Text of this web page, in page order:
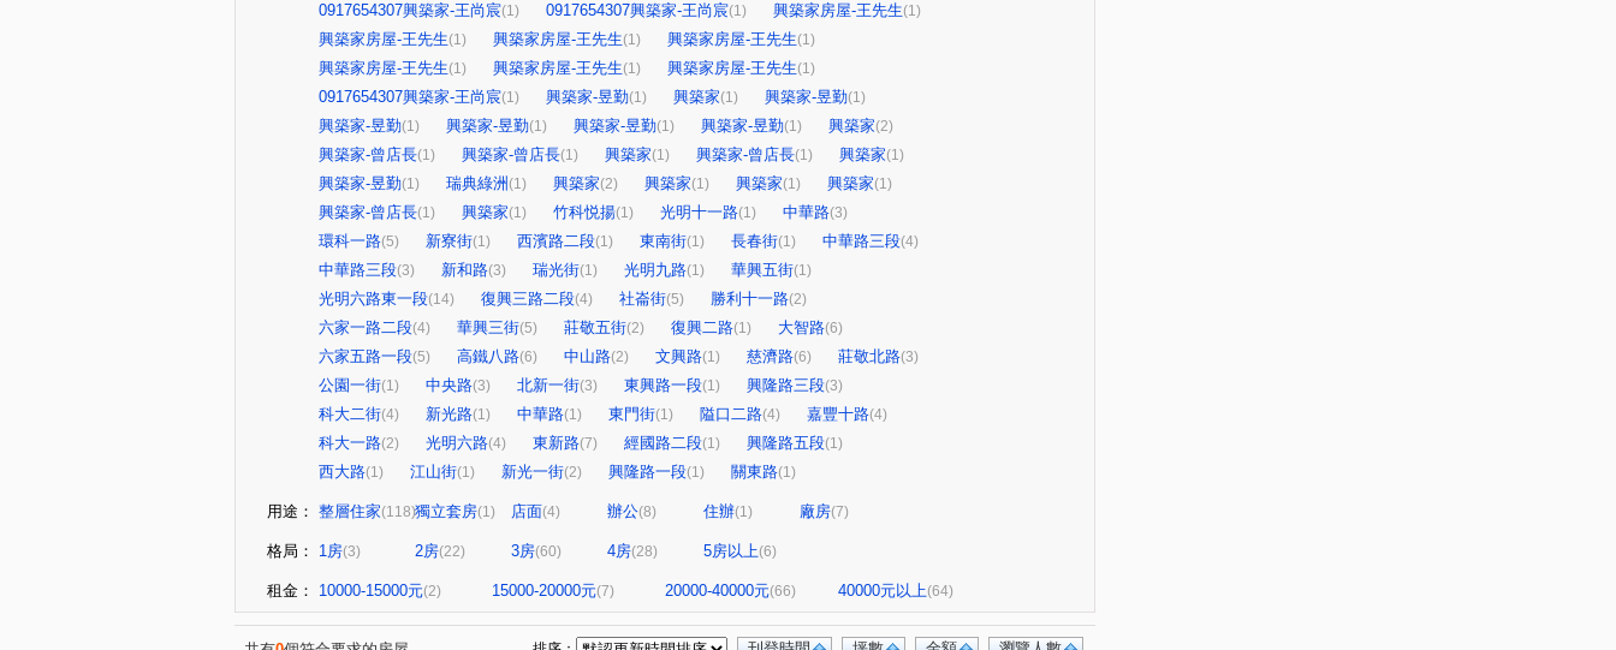
0917654307興築家-王尚宸(1) 0917654307興築家-王尚宸(1) 興築家房屋-王先生(1)
興築家房屋-王先生(1) 興築家房屋-王先生(1) 興築家房屋-王先生(1)
興築家房屋-王先生(1) 興築家房屋-王先生(1) 興築家房屋-王先生(1)
0917654307興築家-王尚宸(1) 興築家-昱勤(1) 興築家(1) 興築家-昱勤(1)
興築家-昱勤(1) 興築家-昱勤(1) 興築家-昱勤(1) 興築家-昱勤(1) 興築家(2)
興築家-曾店長(1) 興築家-曾店長(1) 興築家(1) 興築家-曾店長(1) 興築家(1)
興築家-昱勤(1) 瑞典綠洲 (1) 興築家(2) 興築家(1) 興築家(1) 興築家(1)
興築家-曾店長(1) 興築家(1) 竹科悦揚(1) 光明十一路(1) 中華路(3)
環科一路(5) 新寮街(1) 西濱路二段(1) 東南街(1) 長春街(1) 中華路三段(4)
中華路三段(3) 新和路(3) 瑞光街(1) 光明九路(1) 華興五街(1)
光明六路東一段(14) 復興三路二段(4) 社崙街(5) 勝利十一路(2)
六家一路二段(4) 華興三街(5) 莊敬五街(2) 復興二路(1) 大智路(6)
六家五路一段(5) 高鐵八路(6) 中山路(2) 文興路(1) 慈濟路(6) 莊敬北路(3)
公園一街(1) 中央路(3) 北新一街(3) 東興路一段(1) 興隆路三段(3)
科大二街(4) 新光路(1) 中華路(1) 東門街(1) 隘口二路(4) 嘉豐十路(4)
科大一路(2) 光明六路(4) 東新路(7) 經國路二段(1) 興隆路五段(1)
西大路(1) 江山街(1) 新光一街(2) 興隆路一段(1) 關東路(1)
用途： 整層住家(118)獨立套房(1) 店面(4) 辦公(8) 住辦(1) 廠房(7)
格局： 1房(3) 2房(22) 3房(60) 4房(28) 5房以上(6)
租金： 10000-15000元(2) 15000-20000元(7) 20000-40000元(66) 40000元以上(64)